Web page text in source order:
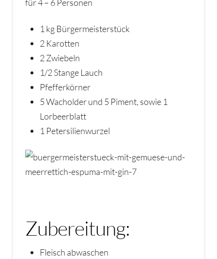
für 4 – 6 Personen
1 kg Bürgermeisterstück
2 Karotten
2 Zwiebeln
1/2 Stange Lauch
Pfefferkörner
5 Wacholder und 5 Piment, sowie 1
Lorbeerblatt
1 Petersilienwurzel
Zubereitung:
Fleisch abwaschen